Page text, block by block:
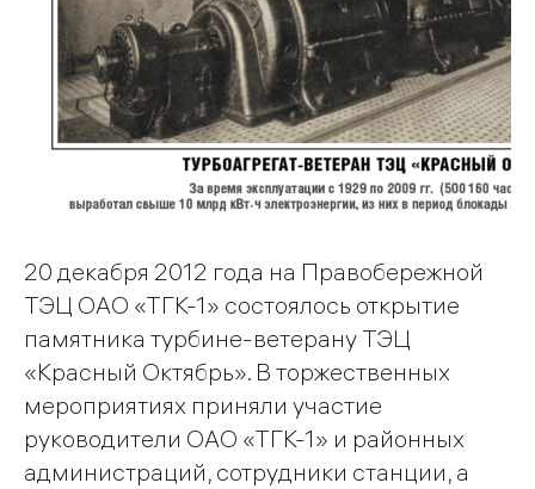
20 декабря 2012 года на Правобережной
ТЭЦ ОАО «ТГК-1» состоялось открытие
памятника турбине-ветерану ТЭЦ
«Красный Октябрь». В торжественных
мероприятиях приняли участие
руководители ОАО «ТГК-1» и районных
администраций, сотрудники станции, а